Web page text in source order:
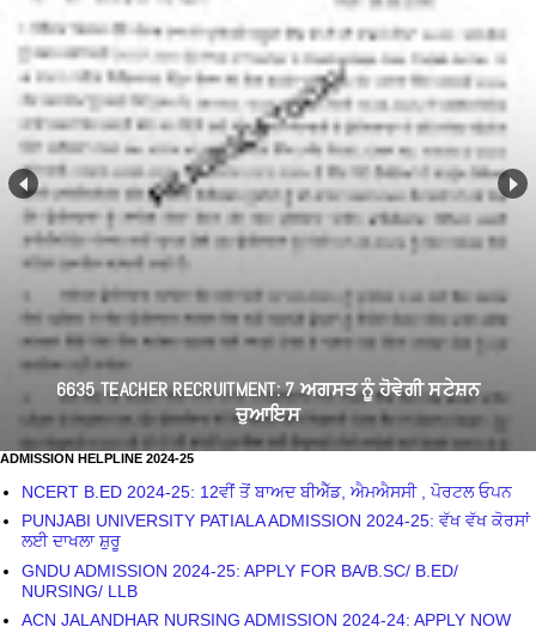
6635 TEACHER RECRUITMENT: 7 ਅਗਸਤ ਨੂੰ ਹੋਵੇਗੀ ਸਟੇਸ਼ਨ
ਚੁਆਇਸ
ADMISSION HELPLINE 2024-25
NCERT B.ED 2024-25: 12ਵੀਂ ਤੋਂ ਬਾਅਦ ਬੀਐੱਡ, ਐਮਐਸਸੀ , ਪੋਰਟਲ ਓਪਨ
PUNJABI UNIVERSITY PATIALA ADMISSION 2024-25: ਵੱਖ ਵੱਖ ਕੋਰਸਾਂ
ਲਈ ਦਾਖਲਾ ਸ਼ੁਰੂ
GNDU ADMISSION 2024-25: APPLY FOR BA/B.SC/ B.ED/
NURSING/ LLB
ACN JALANDHAR NURSING ADMISSION 2024-24: APPLY NOW